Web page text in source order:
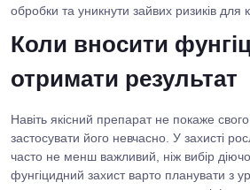
обробки та уникнути зайвих ризиків для
Коли вносити
отримати результат
Навіть якісний препарат не покаже
застосувати його невчасно. У захисті
часто не менш важливий, ніж вибір
фунгіцидний захист варто планувати з